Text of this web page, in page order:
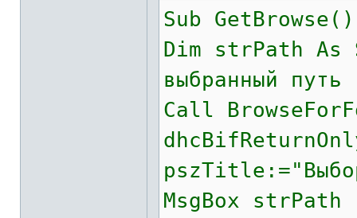
Sub GetBrowse()
Dim strPath As
выбранный путь
Call
MsgBox strPath